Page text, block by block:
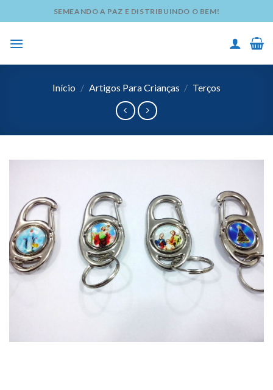
to
content
SEMEANDO A PAZ E DISTRIBUINDO O BEM!
Início / Artigos Para Crianças / Terços